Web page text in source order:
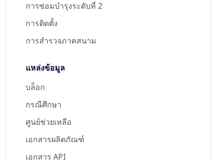
การซ่อมบำรุงระดับที่ 2
การติดตั้ง
การสำรวจภาคสนาม
แหล่งข้อมูล
บล็อก
กรณีศึกษา
ศูนย์ช่วยเหลือ
เอกสารผลิตภัณฑ์
เอกสาร API